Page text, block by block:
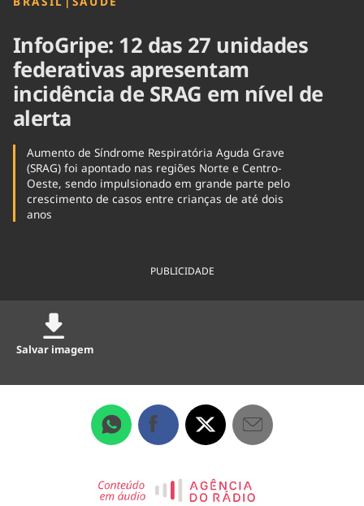
InfoGripe: 12 das 27 unidades
federativas apresentam
incidência de SRAG em nível de
alerta
Aumento de Síndrome Respiratória Aguda Grave
(SRAG) foi apontado nas regiões Norte e Centro-
Oeste, sendo impulsionado em grande parte pelo
crescimento de casos entre crianças de até dois
anos
PUBLICIDADE
Salvar imagem